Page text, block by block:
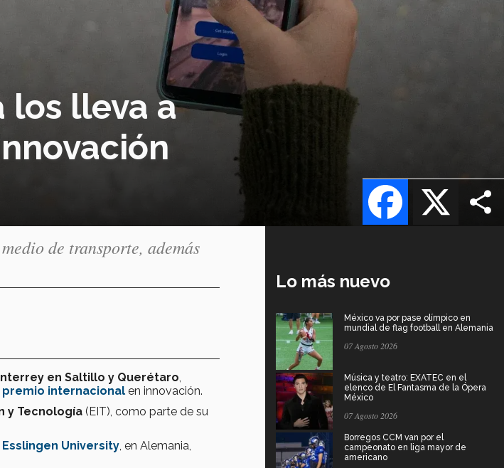
los lleva a
X
Facebook
de transporte, además
en Saltillo y Querétaro
premio internacional en innovación.
y Tecnología (EIT), como parte de su
Esslingen University , en Alemania,
Lo más nuevo
México va por pase olímpico en
mundial de flag football en Alemania
07 Agosto 2026
Música y teatro: EXATEC en el
elenco de El Fantasma de la Ópera
México
07 Agosto 2026
Borregos CCM van por el
campeonato en liga mayor de
americano